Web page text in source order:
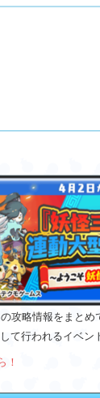
攻略情報をまとめ
て行われるイベン
！